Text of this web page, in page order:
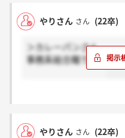
やりさん さん (22卒)
＞カレーパンさん
事務系総合職です。
やりさん さん (22卒)